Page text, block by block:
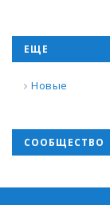
ЕЩЕ
Новые
СООБЩЕСТВО